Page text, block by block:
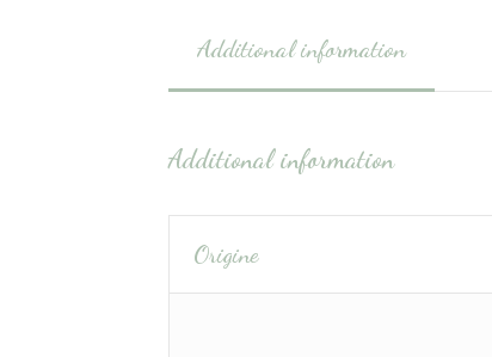
Additional information
Additional information
Origine